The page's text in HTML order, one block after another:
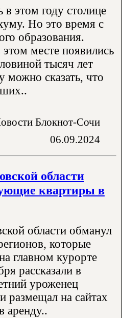
в этом году столице
Но это время с
образования.
месте появились
тысяч лет
можно сказать, что
Блокнот-Сочи
06.09.2024
области
квартиры в
области обманул
которые
главном курорте
рассказали в
уроженец
размещал на сайтах
аренду..